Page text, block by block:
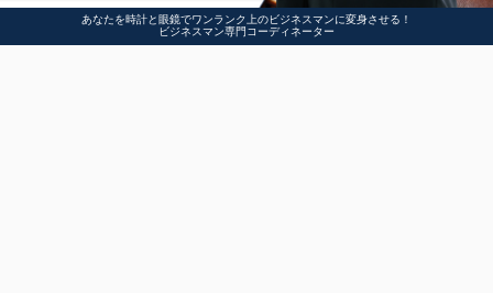
あなたを時計と眼鏡でワンランク上のビジネスマンに変身させる！
ビジネスマン専門コーディネーター